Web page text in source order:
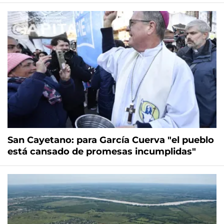
San Cayetano: para García Cuerva "el pueblo
está cansado de promesas incumplidas"